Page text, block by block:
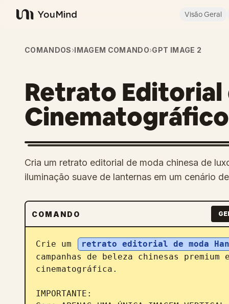
YouMind
Visão Geral
COMANDOS›IMAGEM COMANDO›GPT IMAGE 2
Retrato Editorial
Cinematográfico
Cria um retrato editorial de moda chinesa de
iluminação suave de lanternas em um cenário
COMANDO
Crie um retrato editorial de moda
campanhas de beleza chinesas
cinematográfica.
IMPORTANTE: